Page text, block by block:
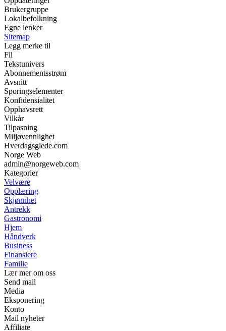
Brukergruppe
Lokalbefolkning
Egne lenker
Sitemap
Legg merke til
Fil
Tekstunivers
Abonnementsstrøm
Avsnitt
Sporingselementer
Konfidensialitet
Opphavsrett
Vilkår
Tilpasning
Miljøvennlighet
Hverdagsglede.com
Norge Web
admin@norgeweb.com
Kategorier
Velvære
Opplæring
Skjønnhet
Antrekk
Gastronomi
Hjem
Håndverk
Business
Finansiere
Familie
Lær mer om oss
Send mail
Media
Eksponering
Konto
Mail nyheter
Affiliate